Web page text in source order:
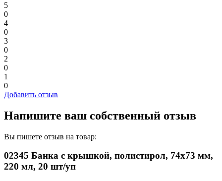
5
0
4
0
3
0
2
0
1
0
Добавить отзыв
Напишите ваш собственный отзыв
Вы пишете отзыв на товар:
02345 Банка с крышкой, полистирол, 74х73 мм,
220 мл, 20 шт/уп